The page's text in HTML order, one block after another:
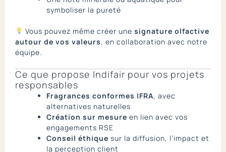
symboliser la pureté
Vous pouvez même créer une signature olfactive
autour de vos valeurs, en collaboration avec notre
équipe.
Ce que propose Indifair pour vos projets
responsables
Fragrances conformes IFRA, avec
alternatives naturelles
Création sur mesure en lien avec vos
engagements RSE
Conseil éthique sur la diffusion, l’impact et
la perception client